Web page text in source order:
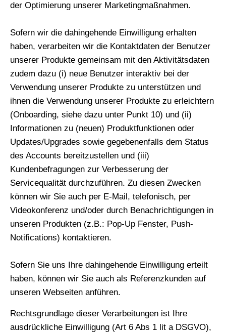
der Optimierung unserer Marketingmaßnahmen.
Sofern wir die dahingehende Einwilligung erhalten
haben, verarbeiten wir die Kontaktdaten der Benutzer
unserer Produkte gemeinsam mit den Aktivitätsdaten
zudem dazu (i) neue Benutzer interaktiv bei der
Verwendung unserer Produkte zu unterstützen und
ihnen die Verwendung unserer Produkte zu erleichtern
(Onboarding, siehe dazu unter Punkt 10) und (ii)
Informationen zu (neuen) Produktfunktionen oder
Updates/Upgrades sowie gegebenenfalls dem Status
des Accounts bereitzustellen und (iii)
Kundenbefragungen zur Verbesserung der
Servicequalität durchzuführen. Zu diesen Zwecken
können wir Sie auch per E-Mail, telefonisch, per
Videokonferenz und/oder durch Benachrichtigungen in
unseren Produkten (z.B.: Pop-Up Fenster, Push-
Notifications) kontaktieren.
Sofern Sie uns Ihre dahingehende Einwilligung erteilt
haben, können wir Sie auch als Referenzkunden auf
unseren Webseiten anführen.
Rechtsgrundlage dieser Verarbeitungen ist Ihre
ausdrückliche Einwilligung (Art 6 Abs 1 lit a DSGVO),